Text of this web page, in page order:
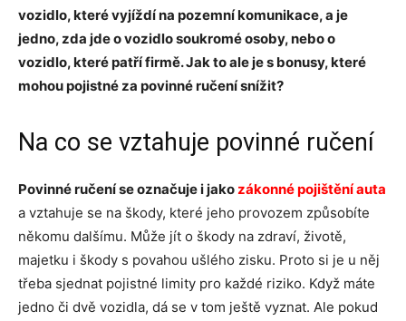
vozidlo, které vyjíždí na pozemní komunikace, a je
jedno, zda jde o vozidlo soukromé osoby, nebo o
vozidlo, které patří firmě. Jak to ale je s bonusy, které
mohou pojistné za povinné ručení snížit?
Na co se vztahuje povinné ručení
Povinné ručení se označuje i jakozákonné pojištění auta
a vztahuje se na škody, které jeho provozem způsobíte
někomu dalšímu. Může jít o škody na zdraví, životě,
majetku i škody s povahou ušlého zisku. Proto si je u něj
třeba sjednat pojistné limity pro každé riziko. Když máte
jedno či dvě vozidla, dá se v tom ještě vyznat. Ale pokud